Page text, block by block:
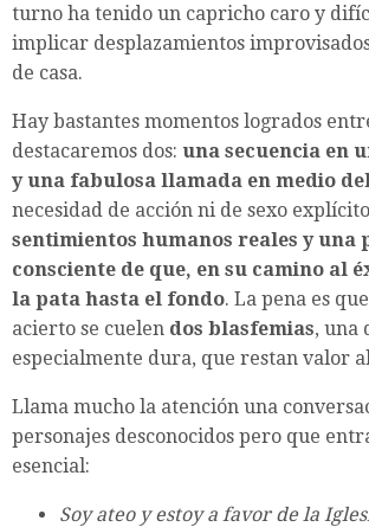
turno ha tenido un capricho caro y
implicar desplazamientos
de casa.
Hay bastantes momentos logrados
destacaremos dos: una secuencia en
y una fabulosa llamada en medio
necesidad de acción ni de sexo
sentimientos humanos reales y una
consciente de que, en su camino al
la pata hasta el fondo. La pena es
acierto se cuelen dos blasfemias, una
especialmente dura, que restan valor
Llama mucho la atención una
personajes desconocidos pero que
esencial:
Soy ateo y estoy a favor de la